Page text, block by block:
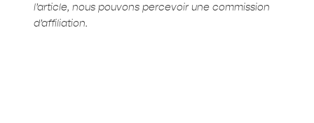
l’article, nous pouvons percevoir une commission
d’affiliation.